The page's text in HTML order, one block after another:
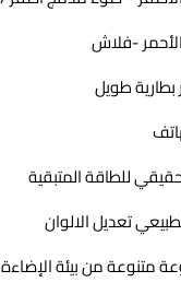
طويل
للطاقة المتبقية
تعديل الالوان
متنوعة من بيئة الإضاءة